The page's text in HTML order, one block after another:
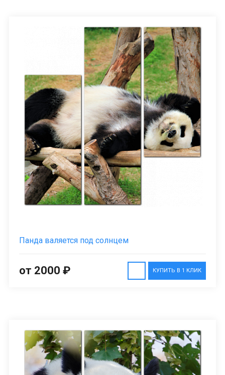
Панда валяется под солнцем
КУПИТЬ В 1 КЛИК
от 2000 ₽